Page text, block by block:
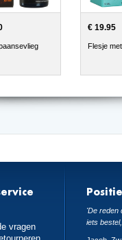
€ 19.95
Flesje
vragen
'De reden
iets